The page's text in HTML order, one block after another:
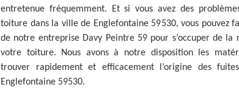
entretenue fréquemment. Et si vous avez des
toiture dans la ville de Englefontaine 59530, vous pouvez
de notre entreprise Davy Peintre 59 pour s’occuper de la
votre toiture. Nous avons à notre disposition les
trouver rapidement et efficacement l’origine des
Englefontaine 59530.